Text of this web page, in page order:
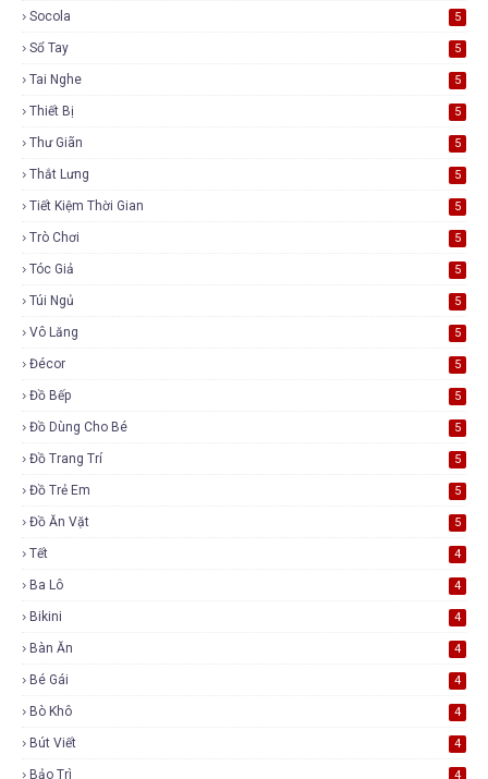
Socola 5
Sổ Tay 5
Tai Nghe 5
Thiết Bị 5
Thư Giãn 5
Thắt Lưng 5
Tiết Kiệm Thời Gian 5
Trò Chơi 5
Tóc Giả 5
Túi Ngủ 5
Vô Lăng 5
Đécor 5
Đồ Bếp 5
Đồ Dùng Cho Bé 5
Đồ Trang Trí 5
Đồ Trẻ Em 5
Đồ Ăn Vặt 5
Tết 4
Ba Lô 4
Bikini 4
Bàn Ăn 4
Bé Gái 4
Bò Khô 4
Bút Viết 4
Bảo Trì 4